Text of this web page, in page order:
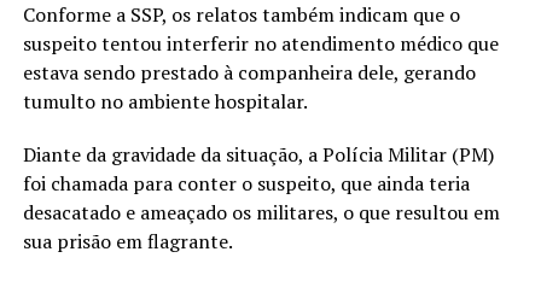
Conforme a SSP, os relatos também indicam que o
suspeito tentou interferir no atendimento médico que
estava sendo prestado à companheira dele, gerando
tumulto no ambiente hospitalar.
Diante da gravidade da situação, a Polícia Militar (PM)
foi chamada para conter o suspeito, que ainda teria
desacatado e ameaçado os militares, o que resultou em
sua prisão em flagrante.